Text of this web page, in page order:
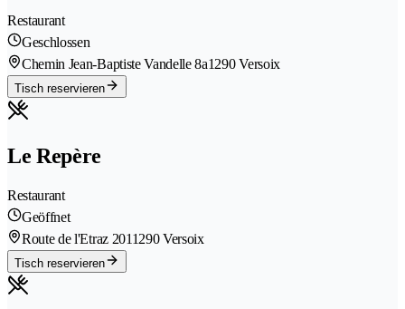
Restaurant
Geschlossen
Chemin Jean-Baptiste Vandelle 8a1290 Versoix
Tisch reservieren
Le Repère
Restaurant
Geöffnet
Route de l'Etraz 2011290 Versoix
Tisch reservieren